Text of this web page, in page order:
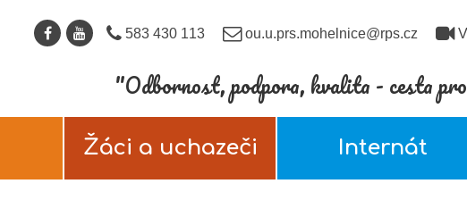
583 430 113 ou.u.prs.mohelnice@rps.cz
"Odbornost, podpora, kvalita - cesta
Žáci a uchazeči Internát